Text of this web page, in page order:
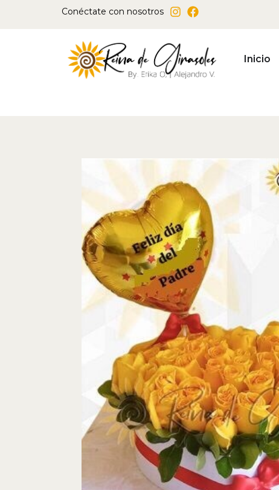
Conéctate con nosotros
Inicio